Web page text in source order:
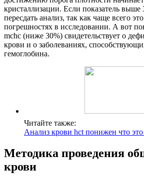
кристаллизации. Если показатель выше
пересдать анализ, так как чаще всего
погрешностях в исследовании. А вот
mchc (ниже 30%) свидетельствует о
крови и о заболеваниях,
гемоглобина.
Читайте также:
Анализ крови hct понижен что это
Методика проведения
крови